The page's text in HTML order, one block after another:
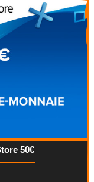
50€